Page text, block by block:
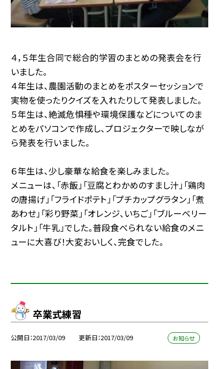
４，５年生合同で総合的学習のまとめの発表会を行
いました。
４年生は、農園活動のまとめをポスターセッションで
実物を使ったりクイズを入れたりして発表しました。
５年生は、絶滅危惧種や環境保護などについてのま
とめをパソコンで作成し、プロジェクターで映しなが
ら発表を行いました。
６年生は、少し豪華な給食を楽しみました。
メニューは、「赤飯」「豆腐とわかめのすまし汁」「鶏肉
の唐揚げ」「フライドポテト」「プチカップグラタン」「煮
あわせ」「彩り野菜」「オレンジ、いちご」「ブルーベリー
タルト」「牛乳」でした。普段食べられない給食のメニ
ューに大喜び！大変おいしく、完食でした。
卒業式練習
公開日 2017/03/09 更新日 2017/03/09 お知らせ